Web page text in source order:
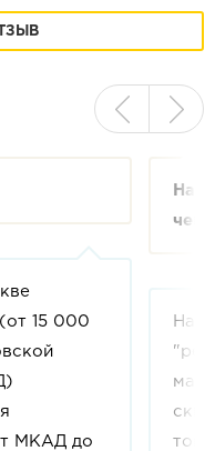
15 000
МКАД до
На
чем
На